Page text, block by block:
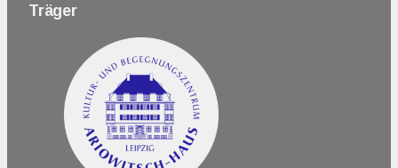
Träger